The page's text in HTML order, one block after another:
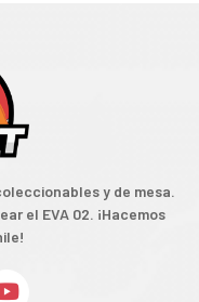
y de mesa.
el EVA 02. ¡Hacemos